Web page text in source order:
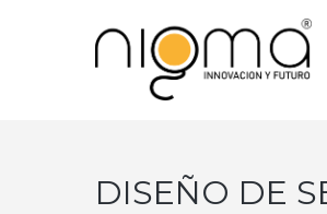
DISEÑO DE